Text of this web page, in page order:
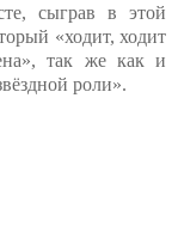
сыграв в этой
«ходит, ходит
так же как и
роли».